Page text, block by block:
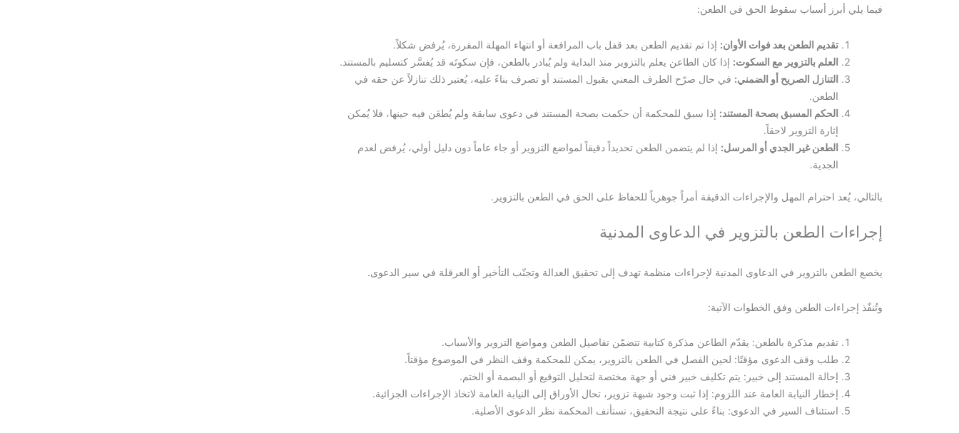
فيما يلي أبرز أسباب سقوط الحق في الطعن:
تقديم الطعن بعد فوات الأوان: إذا تم تقديم الطعن بعد قفل باب المرافعة أو انتهاء المهلة المقررة، يُرفض شكلاً.
العلم بالتزوير مع السكوت: إذا كان الطاعن يعلم بالتزوير منذ البداية ولم يُبادر بالطعن، فإن سكوتَه قد يُفسَّر كتسليم بالمستند.
التنازل الصريح أو الضمني: في حال صرّح الطرف المعني بقبول المستند أو تصرف بناءً عليه، يُعتبر ذلك تنازلاً عن حقه في
الطعن.
الحكم المسبق بصحة المستند: إذا سبق للمحكمة أن حكمت بصحة المستند في دعوى سابقة ولم يُطعَن فيه حينها، فلا يُمكن
إثارة التزوير لاحقاً.
الطعن غير الجدي أو المرسل: إذا لم يتضمن الطعن تحديداً دقيقاً لمواضع التزوير أو جاء عاماً دون دليل أولي، يُرفض لعدم
الجدية.
بالتالي، يُعد احترام المهل والإجراءات الدقيقة أمراً جوهرياً للحفاظ على الحق في الطعن بالتزوير.
إجراءات الطعن بالتزوير في الدعاوى المدنية
يخضع الطعن بالتزوير في الدعاوى المدنية لإجراءات منظمة تهدف إلى تحقيق العدالة وتجنّب التأخير أو العرقلة في سير الدعوى.
وتُنفّذ إجراءات الطعن وفق الخطوات الآتية:
تقديم مذكرة بالطعن: يقدّم الطاعن مذكرة كتابية تتضمّن تفاصيل الطعن ومواضع التزوير والأسباب.
طلب وقف الدعوى مؤقتًا: لحين الفصل في الطعن بالتزوير، يمكن للمحكمة وقف النظر في الموضوع مؤقتاً.
إحالة المستند إلى خبير: يتم تكليف خبير فني أو جهة مختصة لتحليل التوقيع أو البصمة أو الختم.
إخطار النيابة العامة عند اللزوم: إذا ثبت وجود شبهة تزوير، تحال الأوراق إلى النيابة العامة لاتخاذ الإجراءات الجزائية.
استئناف السير في الدعوى: بناءً على نتيجة التحقيق، تستأنف المحكمة نظر الدعوى الأصلية.